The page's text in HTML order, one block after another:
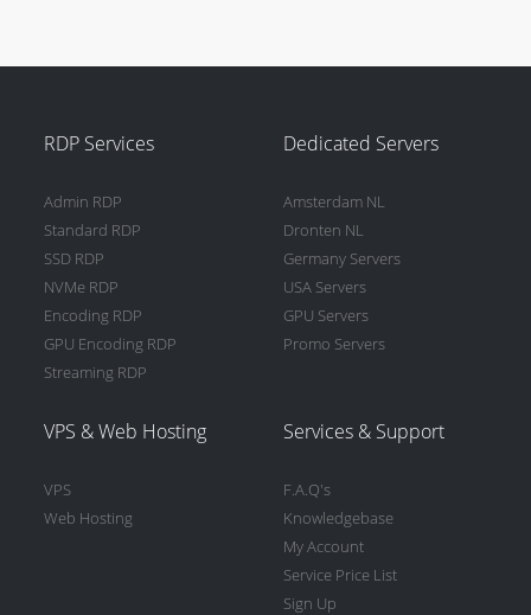
RDP Services
Admin RDP
Standard RDP
SSD RDP
NVMe RDP
Encoding RDP
GPU Encoding RDP
Streaming RDP
Dedicated Servers
Amsterdam NL
Dronten NL
Germany Servers
USA Servers
GPU Servers
Promo Servers
VPS & Web Hosting
VPS
Web Hosting
Services & Support
F.A.Q's
Knowledgebase
My Account
Service Price List
Sign Up